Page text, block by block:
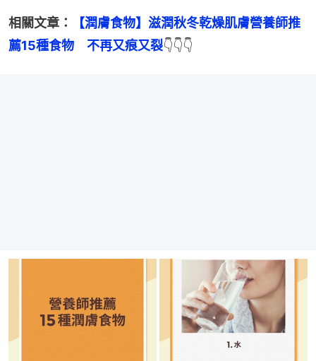
相關文章：
【潤膚食物】滋潤秋冬乾燥肌膚營養師推
薦15種食物　不再又痕又裂👇👇👇